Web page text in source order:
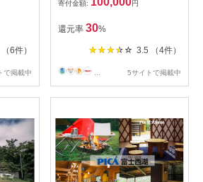
6件）
で掲載中
寄付金額: 円
還元率 30%
3.5 （4件）
5サイトで掲載中